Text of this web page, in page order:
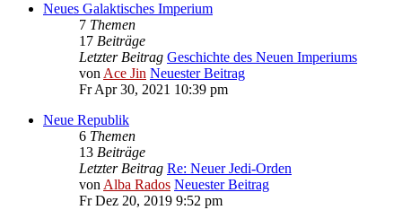
Neues Galaktisches Imperium
7 Themen
17 Beiträge
Letzter Beitrag Geschichte des Neuen Imperiums
von Ace Jin Neuester Beitrag
Fr Apr 30, 2021 10:39 pm
Neue Republik
6 Themen
13 Beiträge
Letzter Beitrag Re: Neuer Jedi-Orden
von Alba Rados Neuester Beitrag
Fr Dez 20, 2019 9:52 pm